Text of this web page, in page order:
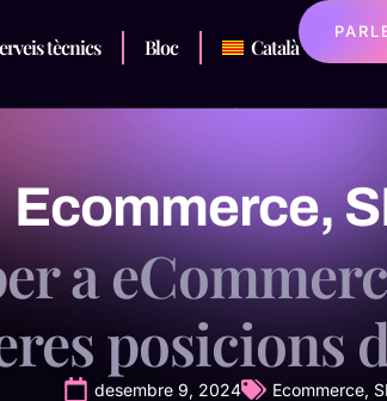
tècnics Bloc Català
Ecommerce,
a
posicions
desembre 9, 2024 Ecommerce,